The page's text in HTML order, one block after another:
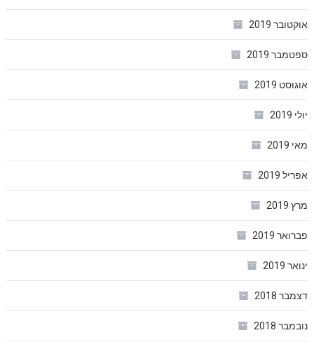
אוקטובר 2019
ספטמבר 2019
אוגוסט 2019
יולי 2019
מאי 2019
אפריל 2019
מרץ 2019
פברואר 2019
ינואר 2019
דצמבר 2018
נובמבר 2018